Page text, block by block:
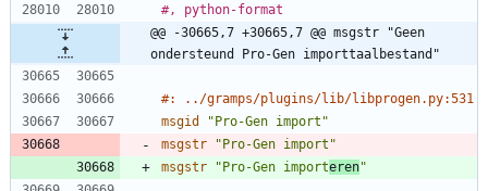
#, python-format
@@ -30665,7 +30665,7 @@ msgstr "Geen
ondersteund Pro-Gen importtaalbestand"
#: ../gramps/plugins/lib/libprogen.py:531
msgid
"Pro-Gen import"
msgstr
"Pro-Gen import"
msgstr
"Pro-Gen importeren"